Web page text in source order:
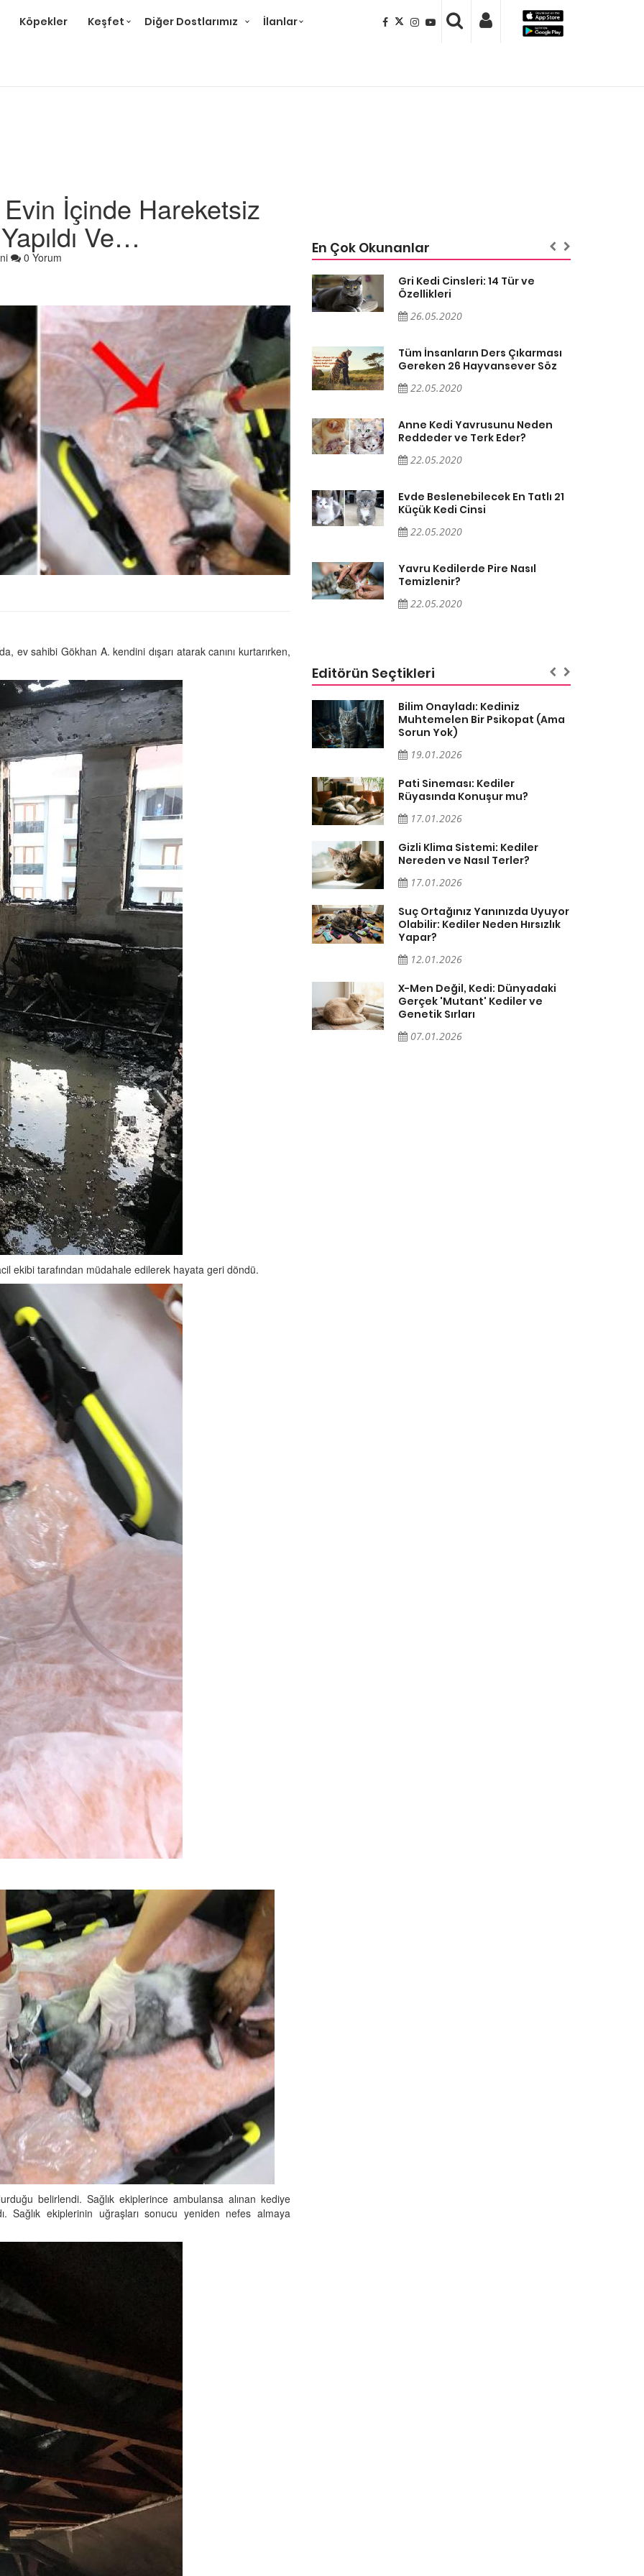
Köpekler Keşfet Diğer Dostlarımız İlanlar
İçinde Hareketsiz
Ve…
0 Yorum
ev sahibi Gökhan A. kendini dışarı atarak canını kurtarırken,
ekibi tarafından müdahale edilerek hayata geri döndü.
belirlendi. Sağlık ekiplerince ambulansa alınan kediye
Sağlık ekiplerinin uğraşları sonucu yeniden nefes almaya
En Çok Okunanlar
Söz
21
26.05.2020
Tüm İnsanların Ders Çıkarması
Gereken 26 Hayvansever Söz
22.05.2020
Anne Kedi Yavrusunu Neden
Reddeder ve Terk Eder?
22.05.2020
Evde Beslenebilecek En Tatlı 21
Küçük Kedi Cinsi
22.05.2020
Yavru Kedilerde Pire Nasıl
Gri Kedi Cinsleri: 14 Tür ve
Özellikleri
26.05.2020
Tüm İnsanların Ders Çıkarması
Gereken 26 Hayvansever Söz
22.05.2020
Anne Kedi Yavrusunu Neden
Reddeder ve Terk Eder?
22.05.2020
Evde Beslenebilecek En Tatlı 21
Küçük Kedi Cinsi
22.05.2020
Yavru Kedilerde Pire Nasıl
Temizlenir?
22.05.2020
Editörün Seçtikleri
mı,
ve
Ayrılık
Bir
Sarman Kediler Neden
“Yaramaz”? Kısa Bir Blog
25.09.2025
Kediler Neden Dört Ayak
Üzerine Düşer? Evrimsel
Adaptasyon
22.09.2025
Kedilerin Bıyıkları Neden Bu
Kadar Önemli? Evrimsel İşlevleri
Kışın Tekir Kedi Bakımı: Soğuk
Havada Kediniz İçin 13 Önemli
19.09.2025
Özel Bir Bağ: Tekir Kedilerle
Kurulan Derin Dostlukların
Psikolojisi
15.09.2025
Bilim Onayladı: Kediniz
Muhtemelen Bir Psikopat (Ama
Sorun Yok)
19.01.2026
Pati Sineması: Kediler
Rüyasında Konuşur mu?
17.01.2026
Gizli Klima Sistemi: Kediler
Nereden ve Nasıl Terler?
17.01.2026
Suç Ortağınız Yanınızda Uyuyor
Olabilir: Kediler Neden Hırsızlık
Yapar?
12.01.2026
X-Men Değil, Kedi: Dünyadaki
Gerçek 'Mutant' Kediler ve
Genetik Sırları
07.01.2026